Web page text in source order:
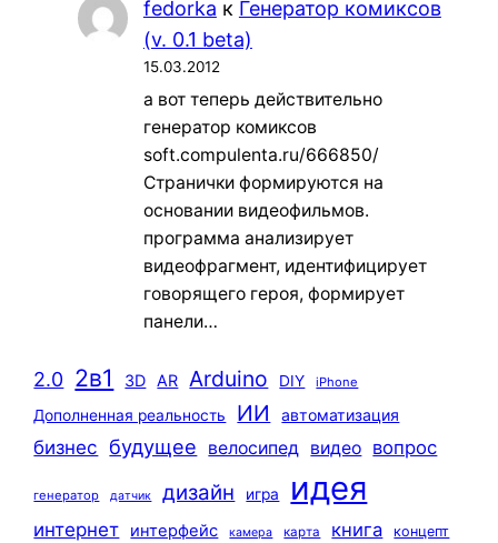
fedorka к Генератор комиксов
(v. 0.1 beta)
15.03.2012
а вот теперь действительно
генератор комиксов
soft.compulenta.ru/666850/
Странички формируются на
основании видеофильмов.
программа анализирует
видеофрагмент, идентифицирует
говорящего героя, формирует
панели…
2.0 2в1 3D AR Arduino DIY iPhone
Дополненная реальность ИИ автоматизация
бизнес будущее велосипед видео вопрос
генератор датчик дизайн игра идея
интернет интерфейс камера карта книга
концепт